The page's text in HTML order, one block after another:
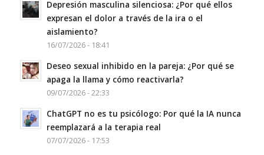
Depresión masculina silenciosa: ¿Por qué ellos
expresan el dolor a través de la ira o el
aislamiento?
16/07/2026 - 18:41
Deseo sexual inhibido en la pareja: ¿Por qué se
apaga la llama y cómo reactivarla?
09/07/2026 - 22:33
ChatGPT no es tu psicólogo: Por qué la IA nunca
reemplazará a la terapia real
07/07/2026 - 17:53